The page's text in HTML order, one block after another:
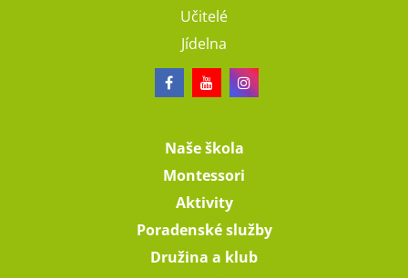
Učitelé
Jídelna
Naše škola
Montessori
Aktivity
Poradenské služby
Družina a klub